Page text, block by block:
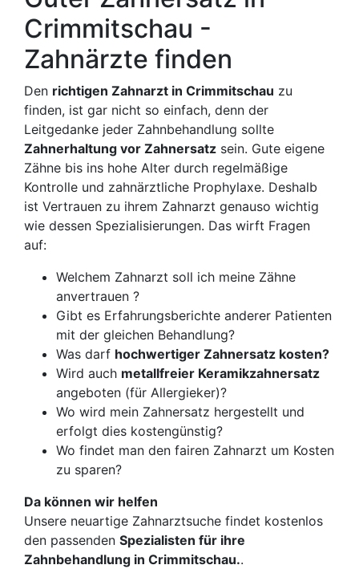
Crimmitschau -
Zahnärzte finden
Den richtigen Zahnarzt in Crimmitschau zu
finden, ist gar nicht so einfach, denn der
Leitgedanke jeder Zahnbehandlung sollte
Zahnerhaltung vor Zahnersatz sein. Gute eigene
Zähne bis ins hohe Alter durch regelmäßige
Kontrolle und zahnärztliche Prophylaxe. Deshalb
ist Vertrauen zu ihrem Zahnarzt genauso wichtig
wie dessen Spezialisierungen. Das wirft Fragen
auf:
Welchem Zahnarzt soll ich meine Zähne
anvertrauen ?
Gibt es Erfahrungsberichte anderer Patienten
mit der gleichen Behandlung?
Was darf hochwertiger Zahnersatz kosten?
Wird auch metallfreier Keramikzahnersatz
angeboten (für Allergieker)?
Wo wird mein Zahnersatz hergestellt und
erfolgt dies kostengünstig?
Wo findet man den fairen Zahnarzt um Kosten
zu sparen?
Da können wir helfen
Unsere neuartige Zahnarztsuche findet kostenlos
den passenden Spezialisten für ihre
Zahnbehandlung in Crimmitschau..